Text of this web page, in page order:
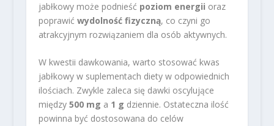
jabłkowy może podnieść poziom energii oraz
poprawić wydolność fizyczną, co czyni go
atrakcyjnym rozwiązaniem dla osób aktywnych.
W kwestii dawkowania, warto stosować kwas
jabłkowy w suplementach diety w odpowiednich
ilościach. Zwykle zaleca się dawki oscylujące
między 500 mg a 1 g dziennie. Ostateczna ilość
powinna być dostosowana do celów